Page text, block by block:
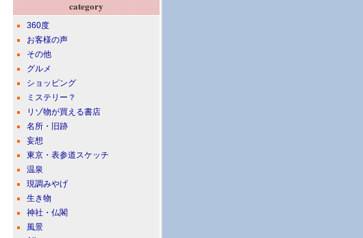
category
360度
お客様の声
その他
グルメ
ショッピング
ミステリー？
リゾ物が買える書店
名所・旧跡
妄想
東京・表参道スケッチ
温泉
現調みやげ
生き物
神社・仏閣
風景